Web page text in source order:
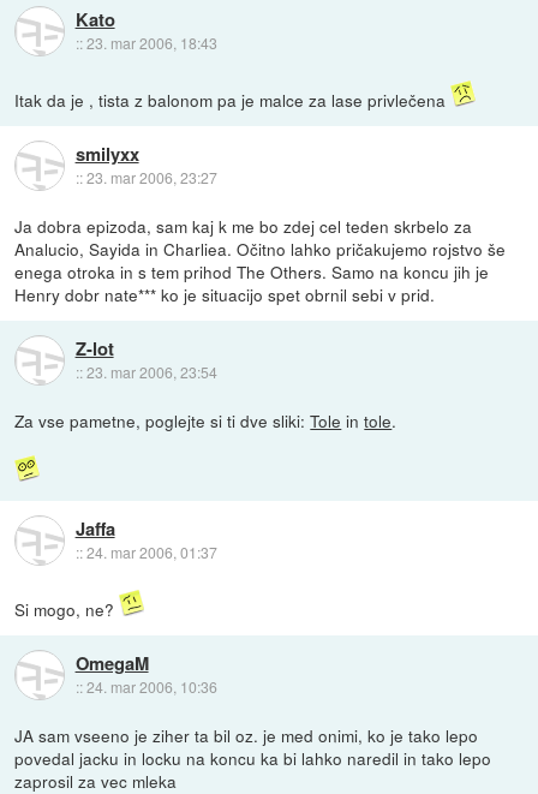
Kato
::23. mar 2006, 18:43
Itak da je , tista z balonom pa je malce za lase privlečena
smilyxx
::23. mar 2006, 23:27
Ja dobra epizoda, sam kaj k me bo zdej cel teden skrbelo za
Analucio, Sayida in Charliea. Očitno lahko pričakujemo rojstvo še
enega otroka in s tem prihod The Others. Samo na koncu jih je
Henry dobr nate*** ko je situacijo spet obrnil sebi v prid.
Z-lot
::23. mar 2006, 23:54
Za vse pametne, poglejte si ti dve sliki:Tole intole.
Jaffa
::24. mar 2006, 01:37
Si mogo, ne?
OmegaM
::24. mar 2006, 10:36
JA sam vseeno je ziher ta bil oz. je med onimi, ko je tako lepo
povedal jacku in locku na koncu ka bi lahko naredil in tako lepo
zaprosil za vec mleka